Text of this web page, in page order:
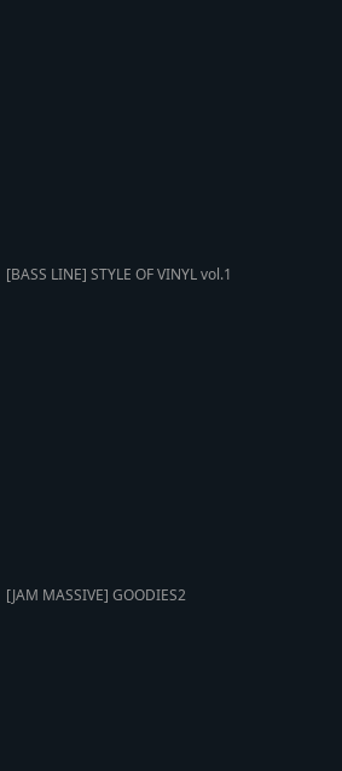
[BASS LINE] STYLE OF VINYL vol.1
[JAM MASSIVE] GOODIES2